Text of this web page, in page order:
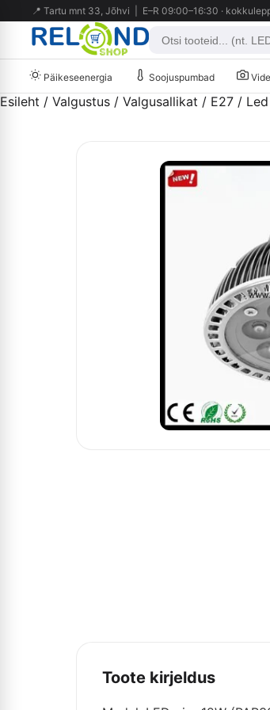
📍 Tartu mnt 33, Jõhvi | E–R 09:00–16:30 ·
Päikeseenergia Soojuspumbad
Esileht / Valgustus / Valgusallikat / E27 /
Toote kirjeldus